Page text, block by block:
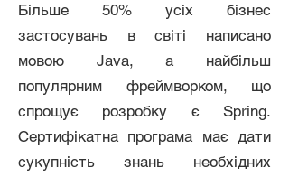
Більше 50% усіх бізнес
застосувань в світі написано
мовою Java, а найбільш
популярним фреймворком, що
спрощує розробку є Spring.
Сертифікатна програма має дати
сукупність знань необхідних